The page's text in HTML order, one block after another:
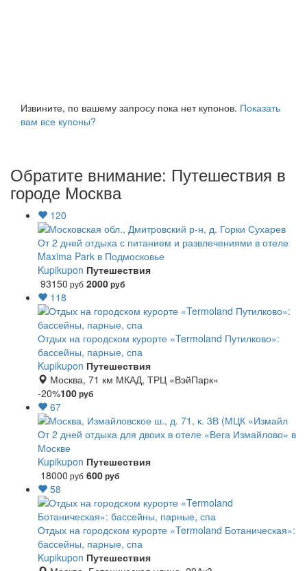
Извините, по вашему запросу пока нет купонов. Показать
вам все купоны?
Обратите внимание: Путешествия в
городе Москва
120
От 2 дней отдыха с питанием и развлечениями в отеле
Maxima Park в Подмосковье
Kupikupon Путешествия
93150 руб 2000руб
118
Отдых на городском курорте «Termoland Путилково»:
бассейны, парные, спа
Kupikupon Путешествия
Москва, 71 км МКАД, ТРЦ «ВэйПарк»
-20%100руб
67
От 2 дней отдыха для двоих в отеле «Вега Измайлово» в
Москве
Kupikupon Путешествия
18000 руб 600руб
58
Отдых на городском курорте «Termoland Ботаническая»:
бассейны, парные, спа
Kupikupon Путешествия